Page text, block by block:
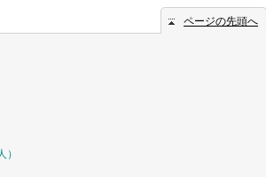
ページの先頭へ
）